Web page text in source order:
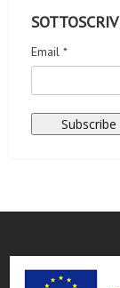
Email *